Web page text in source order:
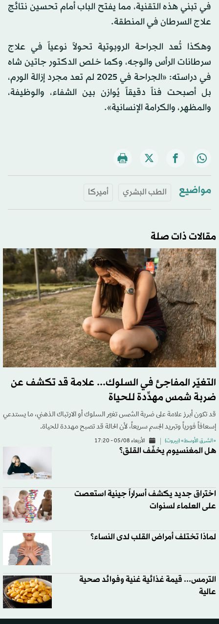
في تبني هذه التقنية، مما يفتح الباب أمام تحسين نتائج
علاج السرطان في المنطقة.
وهكذا تُعد الجراحة الروبوتية تحولاً نوعياً في علاج
سرطانات الرأس والوجه، وكما خلص الدكتور جاتين شاه
في دراسته: «الجراحة في 2025 لم تعد مجرد إزالة الورم،
بل أصبحت فناً دقيقاً يُوازن بين الشفاء، والوظيفة،
والمظهر، والكرامة الإنسانية».
مواضيع الطب البشري أميركا
مقالات ذات صلة
التغيّر المفاجئ في السلوك... علامة قد تكشف عن
ضربة شمس مهدِّدة للحياة
قد تكون أبرز علامة على ضربة الشمس تغيّر السلوك أو الارتباك الذهني، ما يستدعي
إسعافاً فورياً وتبريد الجسم سريعاً، لأن الحالة قد تصبح مهددة للحياة.
«الشرق الأوسط» (بيروت) الأربعاء 05/08 - 17:20
هل المغنسيوم يخفّف القلق؟
اختراق جديد يكشف أسراراً جينية استعصت
على العلماء لسنوات
لماذا تختلف أمراض القلب لدى النساء؟
الترمس... قيمة غذائية غنية وفوائد صحية
عالية